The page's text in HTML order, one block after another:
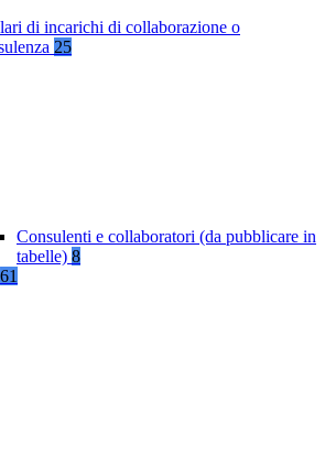
di incarichi di collaborazione o
25
Consulenti e collaboratori (da pubblicare in
tabelle) 8
61